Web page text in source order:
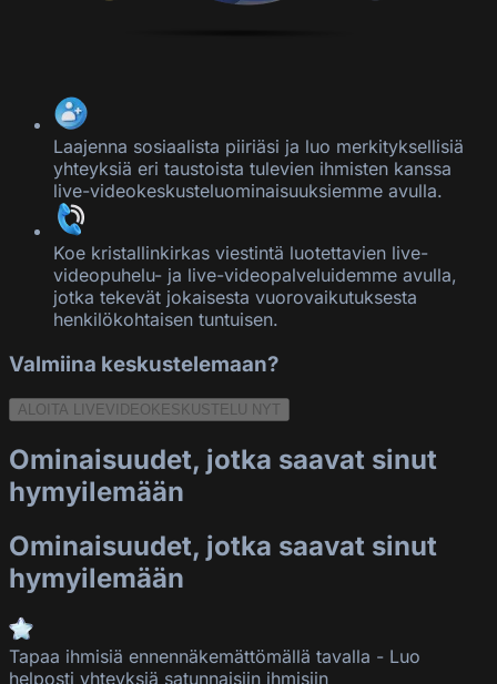
Laajenna sosiaalista piiriäsi ja luo merkityksellisiä
yhteyksiä eri taustoista tulevien ihmisten kanssa
live-videokeskusteluominaisuuksiemme avulla.
Koe kristallinkirkas viestintä luotettavien live-
videopuhelu- ja live-videopalveluidemme avulla,
jotka tekevät jokaisesta vuorovaikutuksesta
henkilökohtaisen tuntuisen.
Valmiina keskustelemaan?
ALOITA LIVEVIDEOKESKUSTELU NYT
Ominaisuudet, jotka saavat sinut
hymyilemään
Ominaisuudet, jotka saavat sinut
hymyilemään
Tapaa ihmisiä ennennäkemättömällä tavalla - Luo
helposti yhteyksiä satunnaisiin ihmisiin